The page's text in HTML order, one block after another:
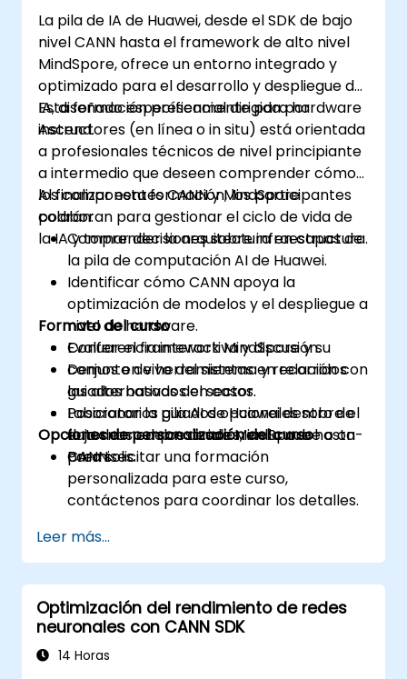
La pila de IA de Huawei, desde el SDK de bajo
nivel CANN hasta el framework de alto nivel
MindSpore, ofrece un entorno integrado y
optimizado para el desarrollo y despliegue de
IA, diseñado específicamente para hardware
Ascend.
Esta formación presencial dirigida por
instructores (en línea o in situ) está orientada
a profesionales técnicos de nivel principiante
a intermedio que deseen comprender cómo
los componentes CANN y MindSpore
colaboran para gestionar el ciclo de vida de
la IA y tomar decisiones sobre infraestructura.
Al finalizar esta formación, los participantes
podrán:
Comprender la arquitectura en capas de
la pila de computación AI de Huawei.
Identificar cómo CANN apoya la
optimización de modelos y el despliegue a
nivel de hardware.
Evaluar el framework MindSpore y su
conjunto de herramientas en relación con
las alternativas del sector.
Posicionar la pila AI de Huawei dentro de
entornos empresariales, en la nube o on-
premises.
Formato del curso
Conferencia interactiva y discusión.
Demos en vivo del sistema y recorridos
guiados basados en casos.
Laboratorios guiados opcionales sobre el
flujo de modelos desde MindSpore hasta
CANN.
Opciones de personalización del curso
Para solicitar una formación
personalizada para este curso,
contáctenos para coordinar los detalles.
Leer más...
Optimización del rendimiento de redes
neuronales con CANN SDK
14 Horas